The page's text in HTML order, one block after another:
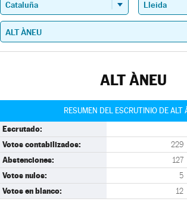
ALT ÀNEU
RESUMEN DEL ESCRUTINIO DE ALT
Escrutado:
Votos contabilizados: 229
Abstenciones: 127
Votos nulos: 5
Votos en blanco: 12